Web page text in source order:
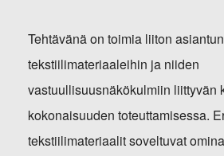
Tehtävänä on toimia liiton
tekstiilimateriaaleihin ja niiden
vastuullisuusnäkökulmiin liittyvän
kokonaisuuden toteuttamisessa.
tekstiilimateriaalit soveltuvat